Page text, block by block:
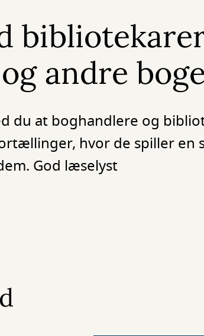
andre
du at boghandlere og
hvor de spiller en
God læselyst